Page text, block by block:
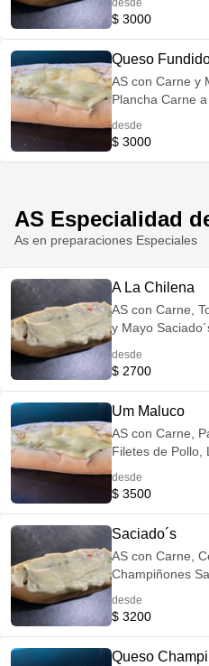
Cerdo Opción
desde
$ 3000
Queso
AS con Carne y
Plancha Carne
Reemplaza la
desde
$ 3000
AS Especialidad
As en preparaciones Especiales
A La Chilena
AS con Carne,
y Mayo
Veggie:
desde
$ 2700
Um Maluco
AS con Carne,
Filetes de Pollo,
por
desde
$ 3500
Saciado´s
AS con Carne,
Champiñones
Churrasco o
desde
$ 3200
Queso